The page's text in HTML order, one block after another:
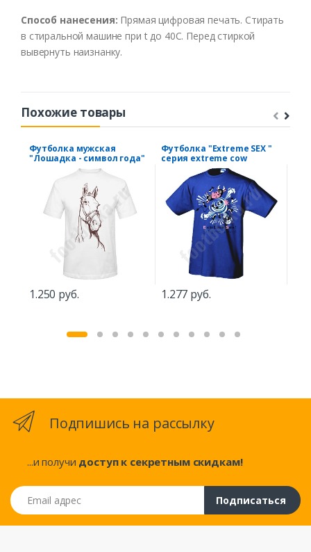
Способ нанесения: Прямая цифровая печать. Стирать
в стиральной машине при t до 40С. Перед стиркой
вывернуть наизнанку.
Похожие товары
Футболка мужская
"Лошадка - символ года"
1.250 руб.
Футболка "Extreme SEX "
серия extreme cow
1.277 руб.
Подпишись на рассылку
...и получи доступ к секретным скидкам!
Email адрес
Подписаться